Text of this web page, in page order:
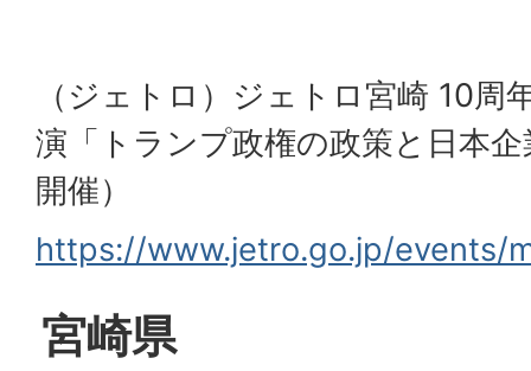
（ジェトロ）ジェトロ宮崎 10周
演「トランプ政権の政策と日本
開催）
https://www.jetro.go.jp/events/
宮崎県